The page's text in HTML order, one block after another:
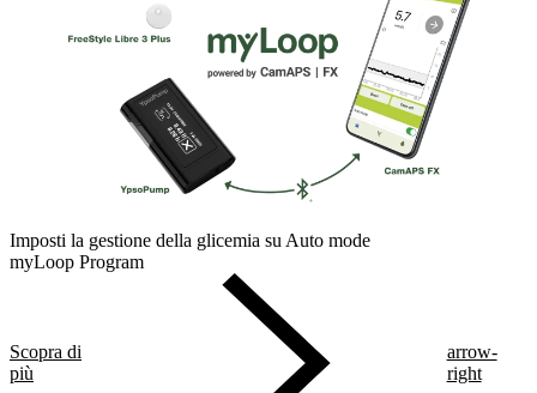
Imposti la gestione della glicemia su Auto mode
myLoop Program
Scopra di
più
arrow-
right